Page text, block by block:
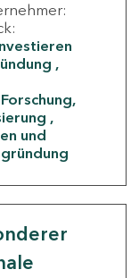
Forschung,
und